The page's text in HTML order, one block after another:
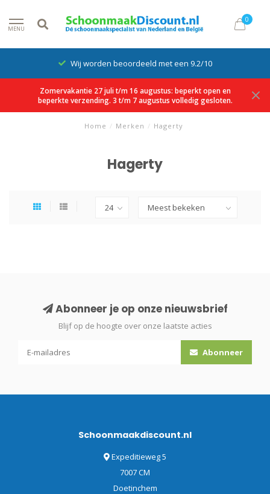
MENU
0
Wij worden beoordeeld met een 9.2/10
Zomervakantie 27 juli t/m 16 augustus: beperkt open en
beperkte verzending. 3 t/m 7 augustus volledig gesloten.
Home / Merken / Hagerty
Hagerty
Abonneer je op onze nieuwsbrief
Blijf op de hoogte over onze laatste acties
Abonneer
Schoonmaakdiscount.nl
Expeditieweg 5
7007 CM
Doetinchem